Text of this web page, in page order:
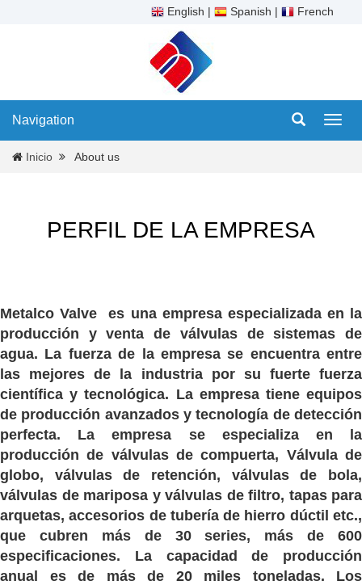
English | Spanish | French
Navigation
Inicio About us
PERFIL DE LA EMPRESA
Metalco Valve es una empresa especializada en la
producción y venta de válvulas de sistemas de
agua. La fuerza de la empresa se encuentra entre
las mejores de la industria por su fuerte fuerza
científica y tecnológica. La empresa tiene equipos
de producción avanzados y tecnología de detección
perfecta. La empresa se especializa en la
producción de válvulas de compuerta, Válvula de
globo, válvulas de retención, válvulas de bola,
válvulas de mariposa y válvulas de filtro, tapas para
arquetas, accesorios de tubería de hierro dúctil etc.,
que cubren más de 30 series, más de 600
especificaciones. La capacidad de producción
anual es de más de 20 miles toneladas. Los